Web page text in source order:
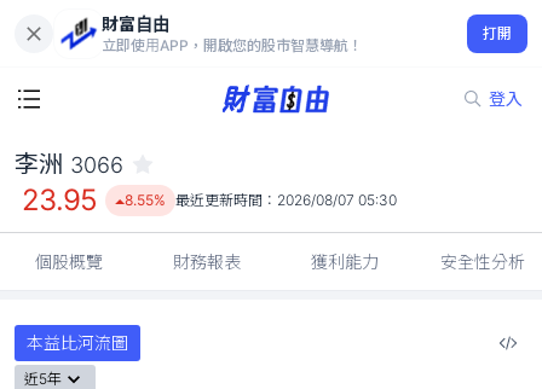
財富自由
立即使用APP，開啟您的股市智慧導航！
打開
登入
23.95
8.55%
李洲 3066
23.95 8.55% 最近更新時間： 2026/08/07 05:30
個股概覽 財務報表 獲利能力 安全性分析
本益比河流圖
近5年